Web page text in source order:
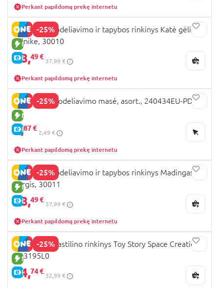
Perkant papildomą prekę internetu
-25%
NAUJA PREKĖ
E-KAINA
OKTO 3D modeliavimo ir tapybos rinkinys Katė gėlių
vainike, 30010
28,49 €
37,99 €
Perkant papildomą prekę internetu
-25%
NAUJA PREKĖ
E-KAINA
PLAY-DOH modeliavimo masė, asort., 240434EU-PDQ
1,87 €
2,49 €
Perkant papildomą prekę internetu
-25%
NAUJA PREKĖ
E-KAINA
OKTO 3D modeliavimo ir tapybos rinkinys Madingas
korgis, 30011
28,49 €
37,99 €
Perkant papildomą prekę internetu
-25%
NAUJA PREKĖ
E-KAINA
PLAY DOH plastilino rinkinys Toy Story Space Creations,
G23195L0
24,74 €
32,99 €